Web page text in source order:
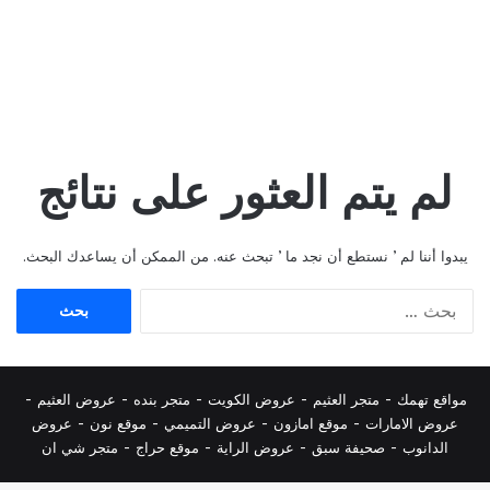
لم يتم العثور على نتائج
يبدوا أننا لم ’ نستطع أن نجد ما ’ تبحث عنه. من الممكن أن يساعدك البحث.
مواقع تهمك - متجر العثيم - عروض الكويت - متجر بنده - عروض العثيم -
عروض الامارات - موقع امازون - عروض التميمي - موقع نون - عروض
الدانوب - صحيفة سبق - عروض الراية - موقع حراج - متجر شي ان